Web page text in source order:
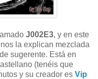
J002E3, y en este
la explican mezclada
sugerente. Está en
(tenéis que
y su creador es Vip